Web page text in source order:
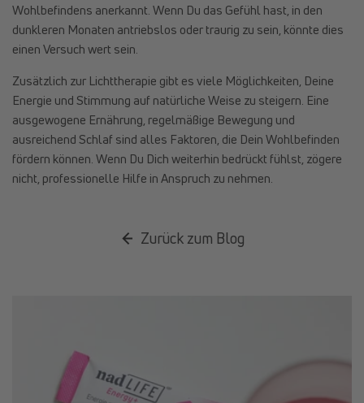
Wohlbefindens anerkannt. Wenn Du das Gefühl hast, in den
dunkleren Monaten antriebslos oder traurig zu sein, könnte dies
einen Versuch wert sein.
Zusätzlich zur Lichttherapie gibt es viele Möglichkeiten, Deine
Energie und Stimmung auf natürliche Weise zu steigern. Eine
ausgewogene Ernährung, regelmäßige Bewegung und
ausreichend Schlaf sind alles Faktoren, die Dein Wohlbefinden
fördern können. Wenn Du Dich weiterhin bedrückt fühlst, zögere
nicht, professionelle Hilfe in Anspruch zu nehmen.
Zurück zum Blog